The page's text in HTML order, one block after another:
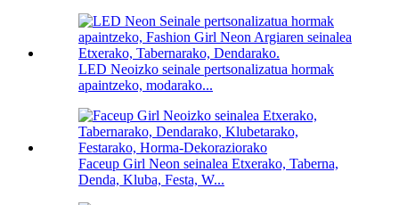
LED Neoizko seinale pertsonalizatua hormak
apaintzeko, modarako...
Faceup Girl Neon seinalea Etxerako, Taberna,
Denda, Kluba, Festa, W...